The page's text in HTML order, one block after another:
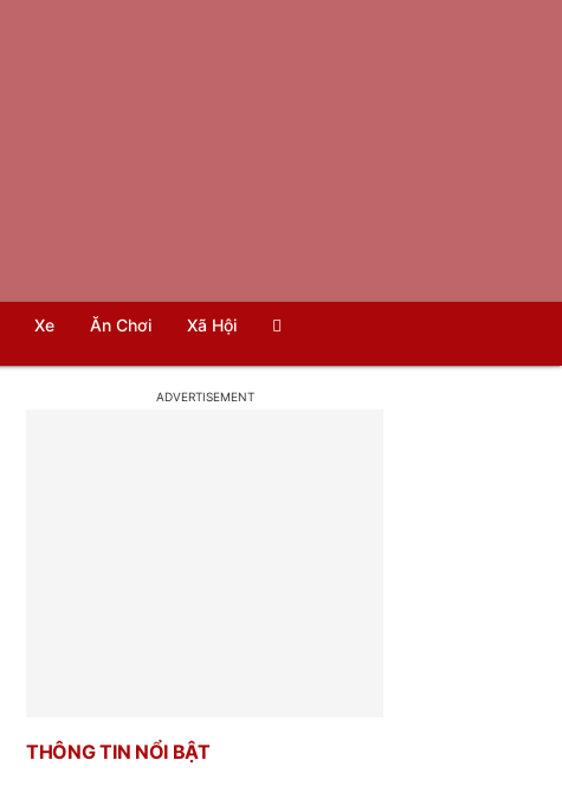
Xe Ăn Chơi Xã Hội
THÔNG TIN NỔI BẬT